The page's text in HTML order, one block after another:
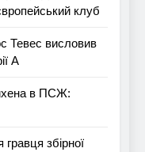
клуб
Тевес висловив
А
в ПСЖ:
збірної